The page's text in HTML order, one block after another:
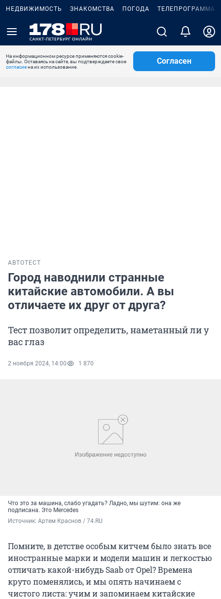
НЕДВИЖИМОСТЬ ЗНАКОМСТВА ПОГОДА ТЕЛЕПРОГРАММА
На информационном ресурсе применяются cookie-
файлы. Оставаясь на сайте, вы подтверждаете свое
согласиена их использование.
Согласен
АВТОТЕСТ
Город наводнили странные
китайские автомобили. А вы
отличаете их друг от друга?
Тест позволит определить, наметанный ли у
вас глаз
2 ноября 2024, 14:00 1 870
Что это за машина, слабо угадать? Ладно, мы шутим: она же
подписана. Это Mercedes
Источник: Артем Краснов / 74.RU
Помните, в детстве особым китчем было знать все
иностранные марки и модели машин и легкостью
отличать какой-нибудь Saab от Opel? Времена
круто поменялись, и мы опять начинаем с
чистого листа: учим и запоминаем китайские